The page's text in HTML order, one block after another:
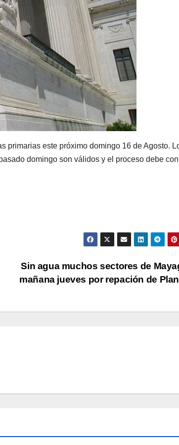
primarias este próximo domingo 16 de Agosto.
domingo son válidos y el proceso debe
Sin agua muchos sectores de
mañana jueves por repación de